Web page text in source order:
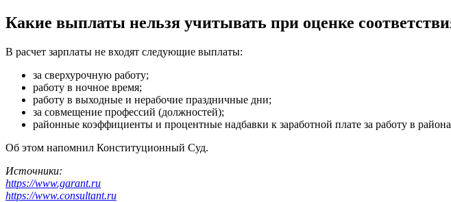
Какие выплаты нельзя учитывать при оценке
В расчет зарплаты не входят следующие выплаты:
за сверхурочную работу;
работу в ночное время;
работу в выходные и нерабочие праздничные дни;
за совмещение профессий (должностей);
районные коэффициенты и процентные надбавки к заработной плате за работу в
Об этом напомнил Конституционный Суд.
Источники:
https://www.garant.ru
https://www.consultant.ru